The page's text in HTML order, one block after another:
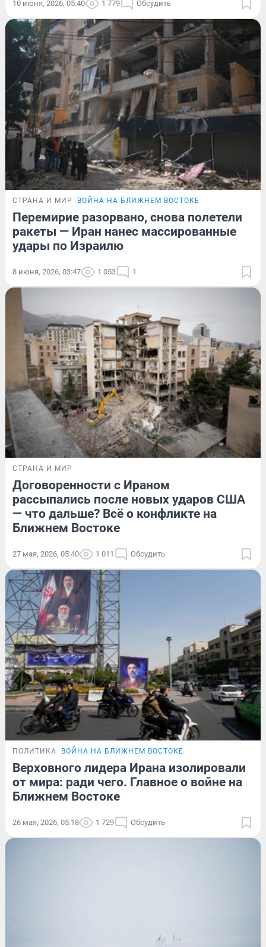
10 июня, 2026, 05:40 1 779 Обсудить
СТРАНА И МИР ВОЙНА НА БЛИЖНЕМ ВОСТОКЕ
Перемирие разорвано, снова полетели
ракеты — Иран нанес массированные
удары по Израилю
8 июня, 2026, 03:47 1 053 1
СТРАНА И МИР
Договоренности с Ираном
рассыпались после новых ударов США
— что дальше? Всё о конфликте на
Ближнем Востоке
27 мая, 2026, 05:40 1 011 Обсудить
ПОЛИТИКА ВОЙНА НА БЛИЖНЕМ ВОСТОКЕ
Верховного лидера Ирана изолировали
от мира: ради чего. Главное о войне на
Ближнем Востоке
26 мая, 2026, 05:18 1 729 Обсудить